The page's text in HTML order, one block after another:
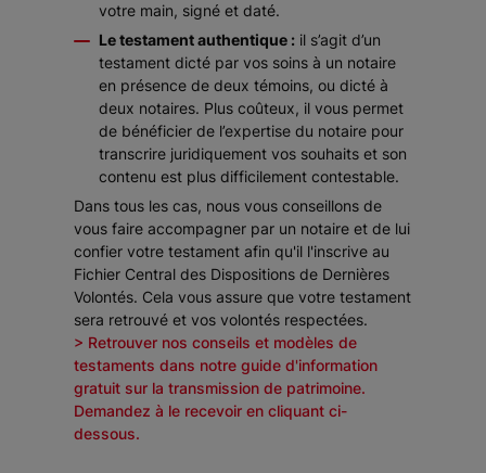
votre main, signé et daté.
Le testament authentique : il s’agit d’un
testament dicté par vos soins à un notaire
en présence de deux témoins, ou dicté à
deux notaires. Plus coûteux, il vous permet
de bénéficier de l’expertise du notaire pour
transcrire juridiquement vos souhaits et son
contenu est plus difficilement contestable.
Dans tous les cas, nous vous conseillons de
vous faire accompagner par un notaire et de lui
confier votre testament afin qu'il l'inscrive au
Fichier Central des Dispositions de Dernières
Volontés. Cela vous assure que votre testament
sera retrouvé et vos volontés respectées.
> Retrouver nos conseils et modèles de
testaments dans notre guide d'information
gratuit sur la transmission de patrimoine.
Demandez à le recevoir en cliquant ci-
dessous.